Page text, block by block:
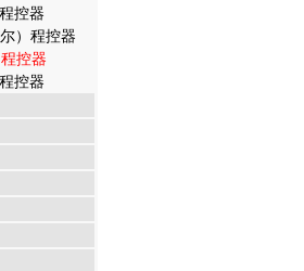
控器
）程控器
控器
控器